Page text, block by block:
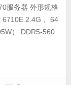
服务器 外形规格
6710E 2.4G， 64
） DDR5-560